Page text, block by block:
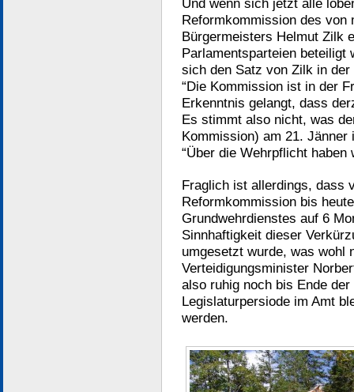
Und wenn sich jetzt alle
Reformkommission des von
Bürgermeisters Helmut Zilk
Parlamentsparteien beteiligt
sich den Satz von Zilk in
“Die Kommission ist in der
Erkenntnis gelangt, dass
Es stimmt also nicht, was
Kommission) am 21.
“Über die Wehrpflicht
Fraglich ist allerdings, dass
Reformkommission bis
Grundwehrdienstes auf 6
Sinnhaftigkeit dieser
umgesetzt wurde, was wohl
Verteidigungsminister
also ruhig noch bis Ende
Legislaturpersiode im Amt
werden.